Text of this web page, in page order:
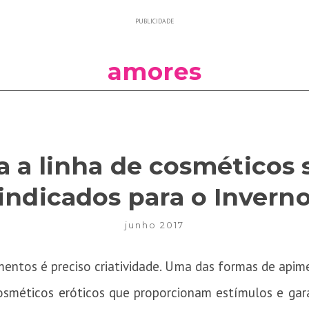
PUBLICIDADE
amores
a linha de cosméticos
para o
junho 2017
é preciso criatividade. Uma das formas de
eróticos que proporcionam estímulos e